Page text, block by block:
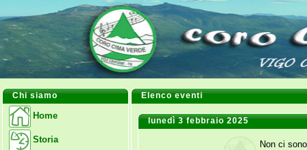
Chi siamo
Home
Storia
Elenco eventi
lunedì 3 febbraio 2025
Non ci